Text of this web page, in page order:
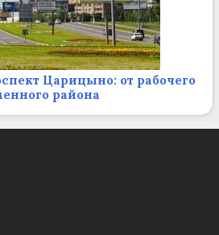
Царицыно: от рабочего
района